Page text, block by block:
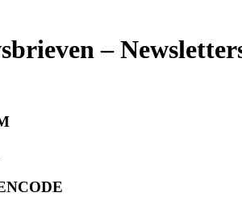
–